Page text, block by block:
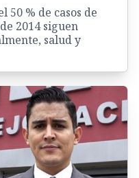
50 % de casos de
2014 siguen
salud y